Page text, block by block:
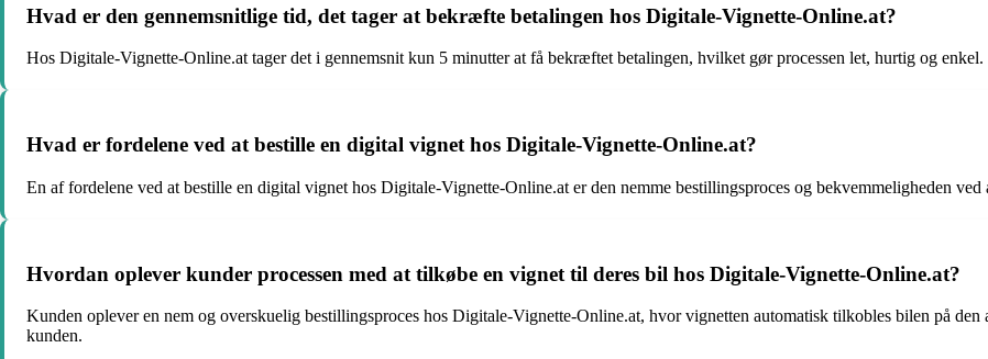
Hvad er den gennemsnitlige tid, det tager at bekræfte betalingen hos Digitale-Vignette-Online.at?
Hos Digitale-Vignette-Online.at tager det i gennemsnit kun 5 minutter at få bekræftet betalingen, hvilket gør processen let, hurtig og enkel.
Hvad er fordelene ved at bestille en digital vignet hos Digitale-Vignette-Online.at?
En af fordelene ved at bestille en digital vignet hos Digitale-Vignette-Online.at er den nemme bestillingsproces og bekvemmeligheden
Hvordan oplever kunder processen med at tilkøbe en vignet til deres bil hos Digitale-Vignette-Online.at?
Kunden oplever en nem og overskuelig bestillingsproces hos Digitale-Vignette-Online.at, hvor vignetten automatisk tilkobles bilen på den
kunden.